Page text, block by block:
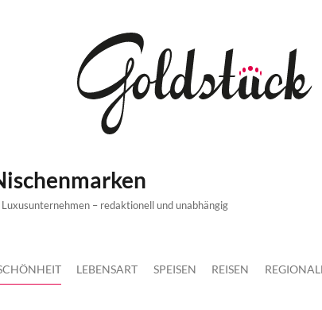
– redaktionell und unabhängig
LEBENSART SPEISEN REISEN